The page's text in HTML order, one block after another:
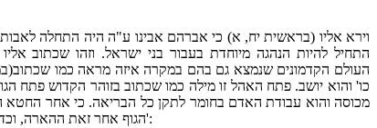
וירא אליו (בראשית יח, א) כי אברהם אבינו ע"ה היה התחלה
התחיל להיות הנהגה מיוחדת בעבור בני ישראל. וזהו שכתוב
העולם הקדמונים שנמצא גם בהם במקרה איזה מראה כמו
כו' והוא יושב. פתח האהל זו מילה כמו שכתוב בזוהר הקדוש פתח
מכוסה והוא עבודת האדם בחומר לתקן כל הבריאה. כי אחר החטא
הגוף אחר זאת ההארה, וכדמיון זה נמצא בכל מקום ממש נקודה אחת אשר עליה הוסב כל המסובב. וזה הפתח פתח אברהם אבינו ע"ה כמו שכתוב פתח גדול פתחת כו' הרבה גרים באו כו':